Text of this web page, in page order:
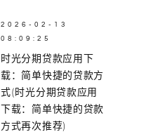
2026-02-13
08:09:25
时光分期贷款应用下
载：简单快捷的贷款方
式(时光分期贷款应用
下载：简单快捷的贷款
方式再次推荐)